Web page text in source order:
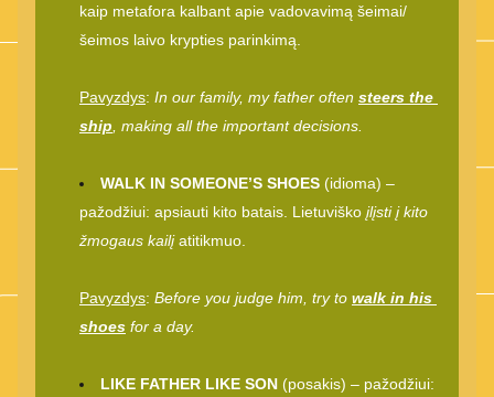
kaip metafora kalbant apie vadovavimą šeimai/
šeimos laivo krypties parinkimą.
Pavyzdys: In our family, my father often steers the
ship , making all the important decisions.
WALK IN SOMEONE’S SHOES (idioma) –
pažodžiui: apsiauti kito batais. Lietuviško įlįsti į kito
žmogaus kailį atitikmuo.
Pavyzdys: Before you judge him, try to walk in his
shoes for a day.
LIKE FATHER LIKE SON (posakis) – pažodžiui: